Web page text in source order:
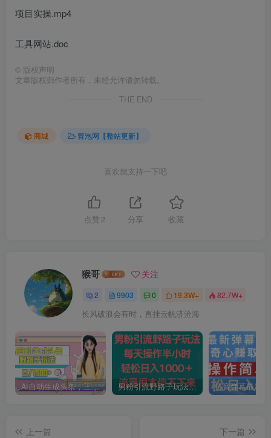
项目实操.mp4
工具网站.doc
© 版权声明
文章版权归作者所有，未经允许请勿转载。
THE END
商城 冒泡网【整站更新】
喜欢就支持一下吧
点赞 2 分享 收藏
猴哥 关注
2 9903 0 19.3W+ 82.7W+
长风破浪会有时，直挂云帆济沧海
AI自动生成头条，三天必起号，三分钟轻松发布内容，复制粘贴，保姆级教… 男粉引流野路子玩法，每天操作半小时轻松日入1000＋，流量根本停不下来
上一篇
下一篇